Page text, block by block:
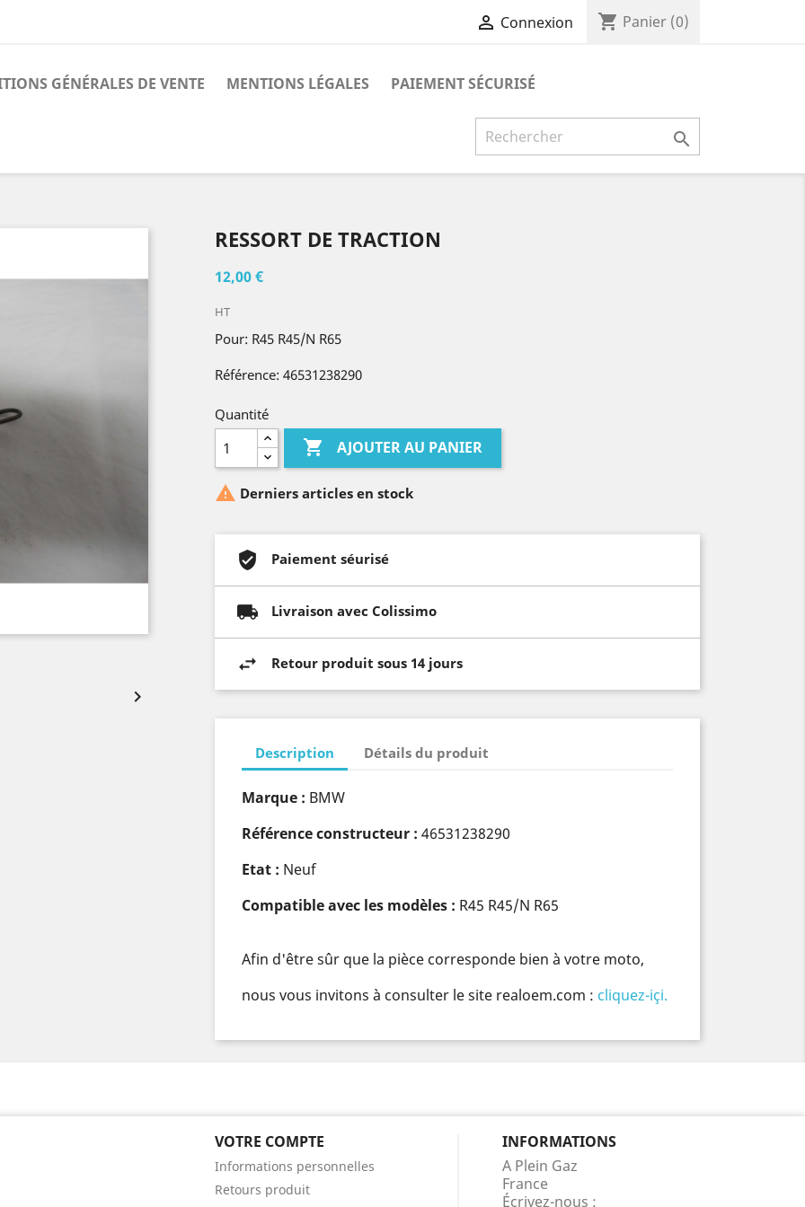
 Connexion shopping_cart Panier (0)
GÉNÉRALES DE VENTE MENTIONS LÉGALES PAIEMENT SÉCURISÉ


RESSORT DE TRACTION
12,00 €
HT
Pour: R45 R45/N R65
Référence: 46531238290
Quantité
 AJOUTER AU PANIER
 Derniers articles en stock
Paiement séurisé
Livraison avec Colissimo
Retour produit sous 14 jours
Description Détails du produit
Marque : BMW
Référence constructeur : 46531238290
Etat : Neuf
Compatible avec les modèles : R45 R45/N R65
Afin d'être sûr que la pièce corresponde bien à votre moto,
nous vous invitons à consulter le site realoem.com : cliquez-içi.
VOTRE COMPTE
Informations personnelles
Retours produit
INFORMATIONS
A Plein Gaz
France
Écrivez-nous :